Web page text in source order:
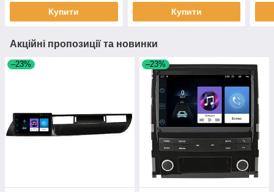
Купити Купити
Акційні пропозиції та новинки
–23% –23%